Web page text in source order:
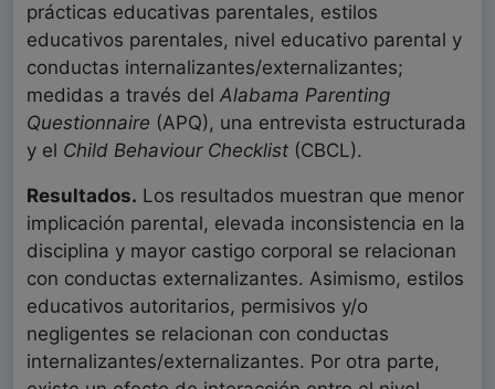
prácticas educativas parentales, estilos
educativos parentales, nivel educativo parental y
conductas internalizantes/externalizantes;
medidas a través del Alabama Parenting
Questionnaire (APQ), una entrevista estructurada
y el Child Behaviour Checklist (CBCL).
Resultados. Los resultados muestran que menor
implicación parental, elevada inconsistencia en la
disciplina y mayor castigo corporal se relacionan
con conductas externalizantes. Asimismo, estilos
educativos autoritarios, permisivos y/o
negligentes se relacionan con conductas
internalizantes/externalizantes. Por otra parte,